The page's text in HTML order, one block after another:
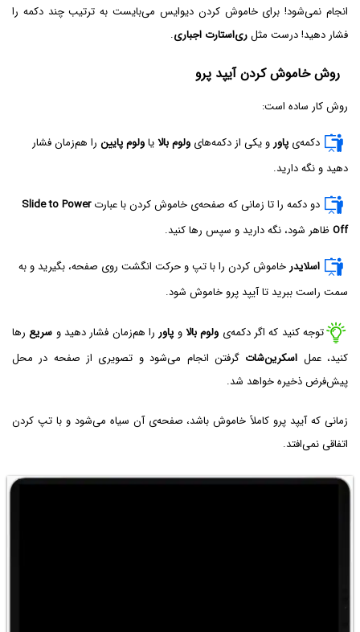
انجام نمی‌شود! برای خاموش کردن دیوایس می‌بایست به ترتیب چند دکمه را
فشار دهید! درست مثلری‌استارت اجباری.
روش خاموش کردن آیپد پرو
روش کار ساده است:
دکمه‌ی پاور و یکی از دکمه‌های ولوم بالایاولوم پایین را هم‌زمان فشار
دهید و نگه دارید.
دو دکمه را تا زمانی که صفحه‌ی خاموش کردن با عبارتSlide to Power
Offظاهر شود، نگه دارید و سپس رها کنید.
اسلایدر خاموش کردن را با تپ و حرکت انگشت روی صفحه، بگیرید و به
سمت راست ببرید تا آیپد پرو خاموش شود.
توجه کنید که اگر دکمه‌ی ولوم بالاو پاور را هم‌زمان فشار دهید و سریع رها
کنید، عمل اسکرین‌شات گرفتن انجام می‌شود و تصویری از صفحه در محل
پیش‌فرض ذخیره خواهد شد.
زمانی که آیپد پرو کاملاً خاموش باشد، صفحه‌ی آن سیاه می‌شود و با تپ کردن
اتفاقی نمی‌افتد.